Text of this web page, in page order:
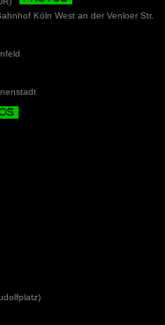
Köln West an der Venloer Str.